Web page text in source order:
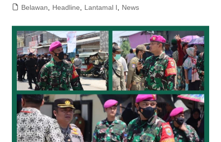
Belawan
Headline Lantamal I News